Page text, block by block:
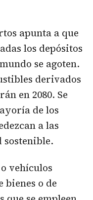
apunta a que
los depósitos
se agoten.
derivados
en 2080. Se
de los
a las
o vehículos
bienes o de